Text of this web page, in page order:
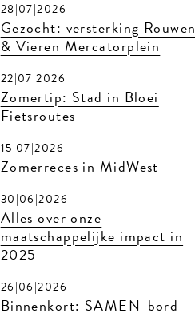
28|07|2026
Gezocht: versterking Rouwen
& Vieren Mercatorplein
22|07|2026
Zomertip: Stad in Bloei
Fietsroutes
15|07|2026
Zomerreces in MidWest
30|06|2026
Alles over onze
maatschappelijke impact in
2025
26|06|2026
Binnenkort: SAMEN-bord